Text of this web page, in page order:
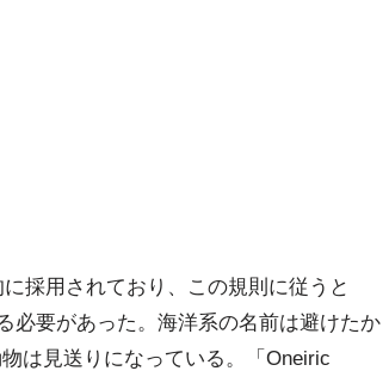
採用されており、この規則に従うと
必要があった。海洋系の名前は避けたか
は見送りになっている。「Oneiric